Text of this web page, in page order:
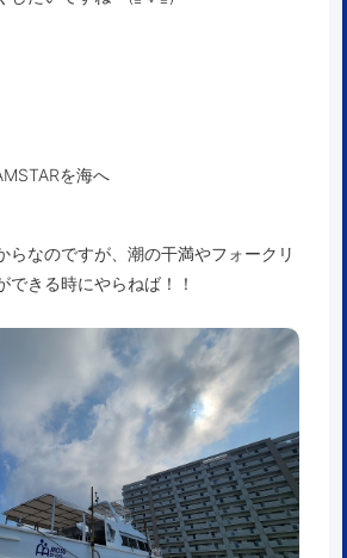
を海へ
らなのですが、潮の干満やフォークリ
できる時にやらねば！！